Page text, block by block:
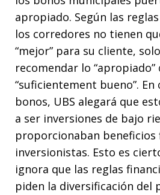
apropiado. Según las
los corredores no tienen
“mejor” para su cliente,
recomendar lo “apropiado”
“suficientement bueno”.
bonos, UBS alegará que
a ser inversiones de bajo
proporcionaban beneficios
inversionistas. Esto es
ignora que las reglas
piden la diversificación del